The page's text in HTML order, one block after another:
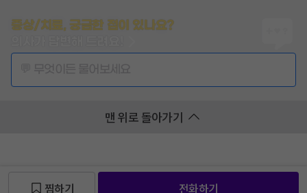
증상/치료, 궁금한 점이 있나요?
맨 위로 돌아가기
찜하기 전화하기